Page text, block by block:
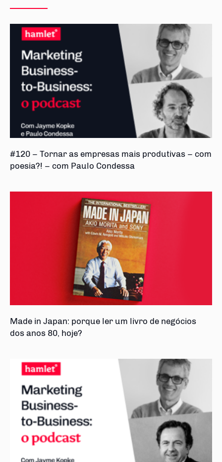
#120 – Tornar as empresas mais produtivas – com
poesia?! – com Paulo Condessa
Made in Japan: porque ler um livro de negócios
dos anos 80, hoje?